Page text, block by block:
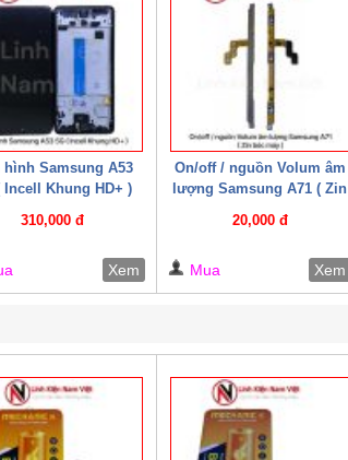
hình Samsung A53
Incell Khung HD+ )
310,000 đ
Xem
On/off / nguồn Volum âm
lượng Samsung A71 ( Zin
20,000 đ
Mua Xem